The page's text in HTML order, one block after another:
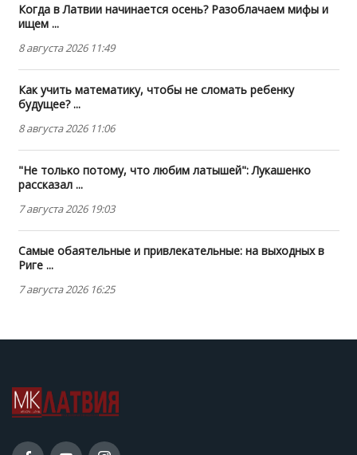
Когда в Латвии начинается осень? Разоблачаем мифы и
ищем ...
8 августа 2026 11:49
Как учить математику, чтобы не сломать ребенку
будущее? ...
8 августа 2026 11:06
"Не только потому, что любим латышей": Лукашенко
рассказал ...
7 августа 2026 19:03
Самые обаятельные и привлекательные: на выходных в
Риге ...
7 августа 2026 16:25